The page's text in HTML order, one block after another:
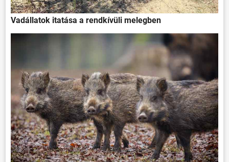
Vadállatok itatása a rendkívüli melegben